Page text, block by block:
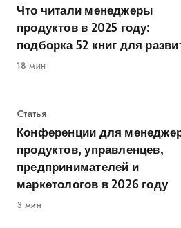
Что читали менеджеры
продуктов в 2025 году:
подборка 52 книг для
18 мин
Категория
Статья
Конференции для
продуктов, управленцев,
предпринимателей и
маркетологов в 2026 году
3 мин